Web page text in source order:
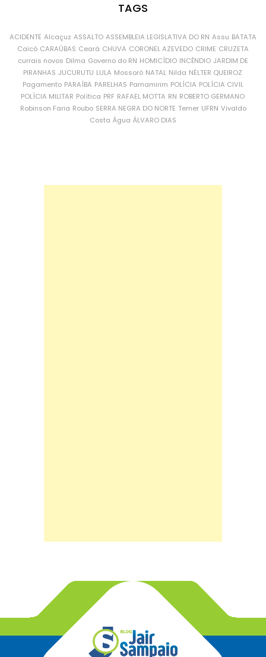
TAGS
ACIDENTE Alcaçuz ASSALTO ASSEMBLEIA LEGISLATIVA DO RN Assu BATATA
Caicó CARAÚBAS Ceará CHUVA CORONEL AZEVEDO CRIME CRUZETA
currais novos Dilma Governo do RN HOMICÍDIO INCÊNDIO JARDIM DE
PIRANHAS JUCURUTU LULA Mossoró NATAL Nilda NÉLTER QUEIROZ
Pagamento PARAÍBA PARELHAS Parnamirim POLÍCIA POLÍCIA CIVIL
POLÍCIA MILITAR Política PRF RAFAEL MOTTA RN ROBERTO GERMANO
Robinson Faria Roubo SERRA NEGRA DO NORTE Temer UFRN Vivaldo
Costa Água ÁLVARO DIAS